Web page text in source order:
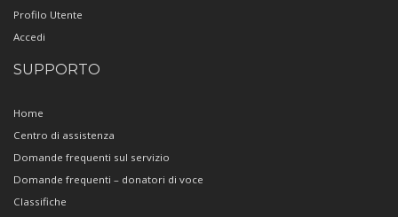
Profilo Utente
Accedi
SUPPORTO
Home
Centro di assistenza
Domande frequenti sul servizio
Domande frequenti – donatori di voce
Classifiche